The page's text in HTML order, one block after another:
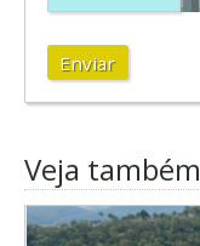
Enviar
Veja também